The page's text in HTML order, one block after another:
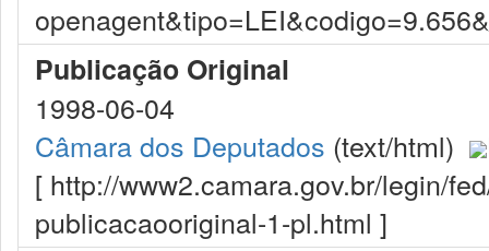
Publicação Original
1998-06-04
Câmara dos Deputados (text/html)
[ http://www2.camara.gov.br/legin/
publicacaooriginal-1-pl.html ]